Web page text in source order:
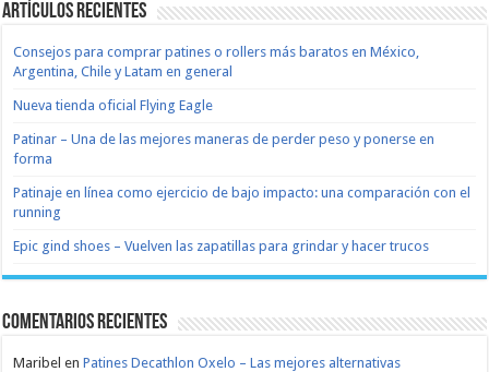
Artículos recientes
Consejos para comprar patines o rollers más baratos en México,
Argentina, Chile y Latam en general
Nueva tienda oficial Flying Eagle
Patinar – Una de las mejores maneras de perder peso y ponerse en
forma
Patinaje en línea como ejercicio de bajo impacto: una comparación con el
running
Epic gind shoes – Vuelven las zapatillas para grindar y hacer trucos
Comentarios recientes
Maribel enPatines Decathlon Oxelo – Las mejores alternativas